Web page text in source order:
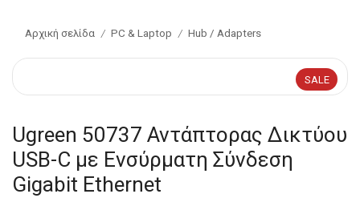
Αρχική σελίδα / PC & Laptop / Hub / Adapters
SALE
Ugreen 50737 Αντάπτορας Δικτύου
USB-C με Ενσύρματη Σύνδεση
Gigabit Ethernet